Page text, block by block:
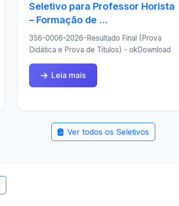
Seletivo para Professor Horista
– Formação de ...
356-0006-2026-Resultado Final (Prova
Didática e Prova de Títulos) - okDownload
Leia mais
Ver todos os Seletivos